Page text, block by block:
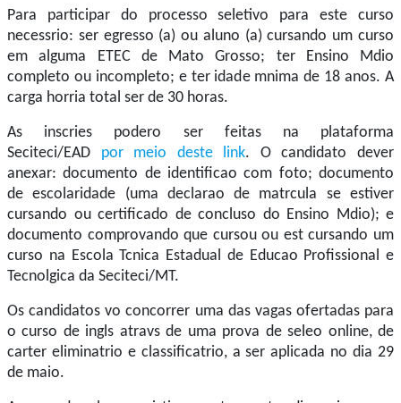
Para participar do processo seletivo para este curso
necessrio: ser egresso (a) ou aluno (a) cursando um curso
em alguma ETEC de Mato Grosso; ter Ensino Mdio
completo ou incompleto; e ter idade mnima de 18 anos. A
carga horria total ser de 30 horas.
As inscries podero ser feitas na plataforma
Seciteci/EAD por meio deste link. O candidato dever
anexar: documento de identificao com foto; documento
de escolaridade (uma declarao de matrcula se estiver
cursando ou certificado de concluso do Ensino Mdio); e
documento comprovando que cursou ou est cursando um
curso na Escola Tcnica Estadual de Educao Profissional e
Tecnolgica da Seciteci/MT.
Os candidatos vo concorrer uma das vagas ofertadas para
o curso de ingls atravs de uma prova de seleo online, de
carter eliminatrio e classificatrio, a ser aplicada no dia 29
de maio.